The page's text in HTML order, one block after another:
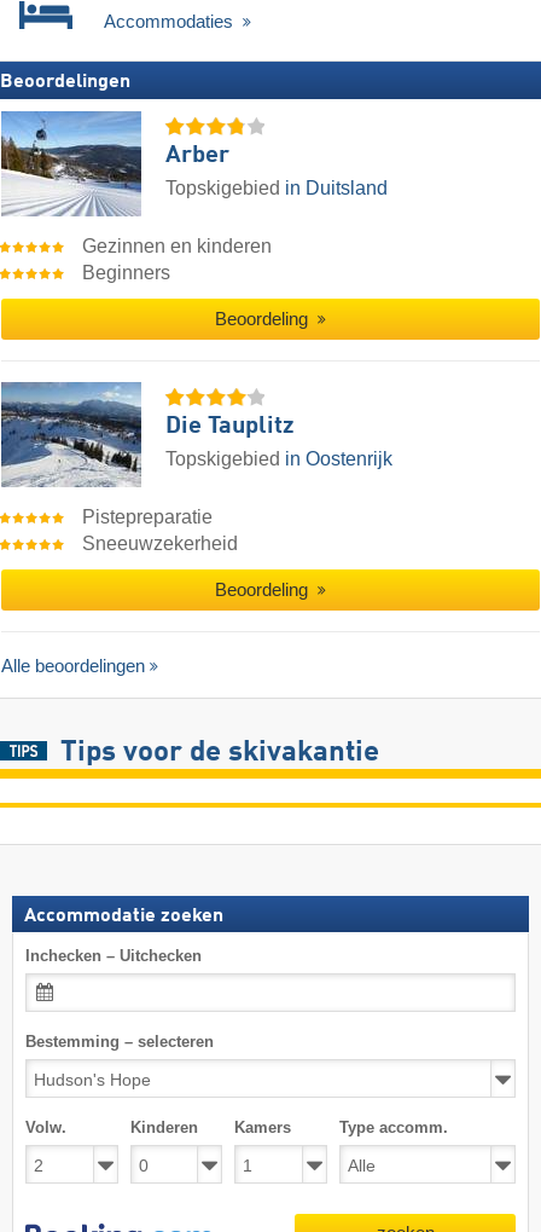
Accommodaties
Beoordelingen
Arber
Topskigebied in Duitsland
Gezinnen en kinderen
Beginners
Beoordeling
Die Tauplitz
Topskigebied in Oostenrijk
Pistepreparatie
Sneeuwzekerheid
Beoordeling
Alle beoordelingen
Tips voor de skivakantie
Accommodatie zoeken
Inchecken – Uitchecken
Bestemming – selecteren
Volw. Kinderen Kamers Type accomm.